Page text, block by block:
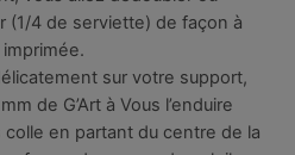
(1/4 de serviette) de façon à
sur votre support,
de G’Art à Vous l’enduire
en partant du centre de la